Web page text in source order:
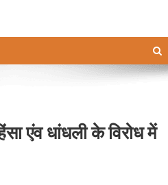
एंव धांधली के विरोध में